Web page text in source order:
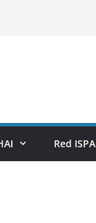
Red ISPA